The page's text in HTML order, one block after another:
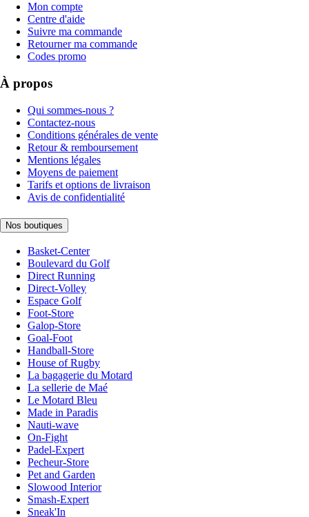
Mon compte
Centre d'aide
Suivre ma commande
Retourner ma commande
Codes promo
À propos
Qui sommes-nous ?
Contactez-nous
Conditions générales de vente
Retour & remboursement
Mentions légales
Moyens de paiement
Tarifs et options de livraison
Avis de confidentialité
Nos boutiques
Basket-Center
Boulevard du Golf
Direct Running
Direct-Volley
Espace Golf
Foot-Store
Galop-Store
Goal-Foot
Handball-Store
House of Rugby
La bagagerie du Motard
La sellerie de Maé
Le Motard Bleu
Made in Paradis
Nauti-wave
On-Fight
Padel-Expert
Pecheur-Store
Pet and Garden
Slowood Interior
Smash-Expert
Sneak'In